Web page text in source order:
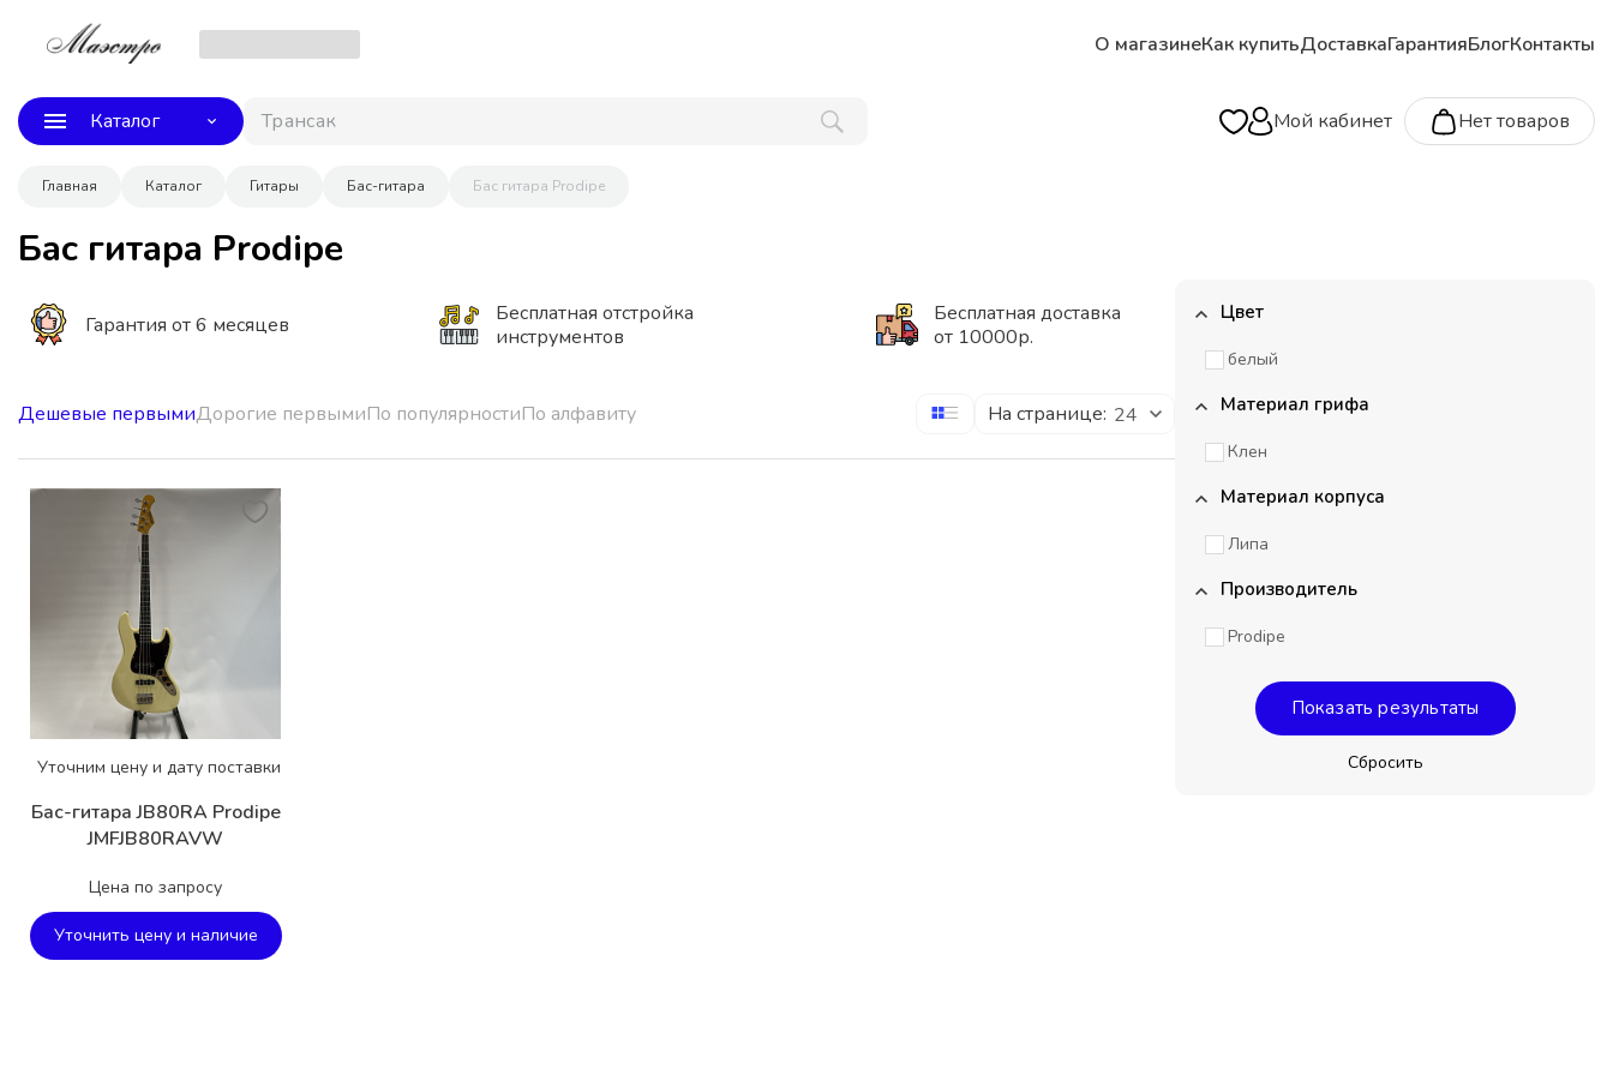
О магазинеКак купитьДоставкаГарантияБлогКонтакты
Каталог Трансакус Мой кабинет Нет товаров
Главная Каталог Гитары Бас-гитара Бас гитара Prodipe
Бас гитара Prodipe
Гарантия от 6 месяцев
Бесплатная отстройка
инструментов
Бесплатная доставка
от 10000р.
Дешевые первымиДорогие первымиПо популярностиПо алфавиту На странице: 24
Уточним цену и дату поставки
Бас-гитара JB80RA Prodipe
JMFJB80RAVW
Цена по запросу
Уточнить цену и наличие
Цвет
белый
Материал грифа
Клен
Материал корпуса
Липа
Производитель
Prodipe